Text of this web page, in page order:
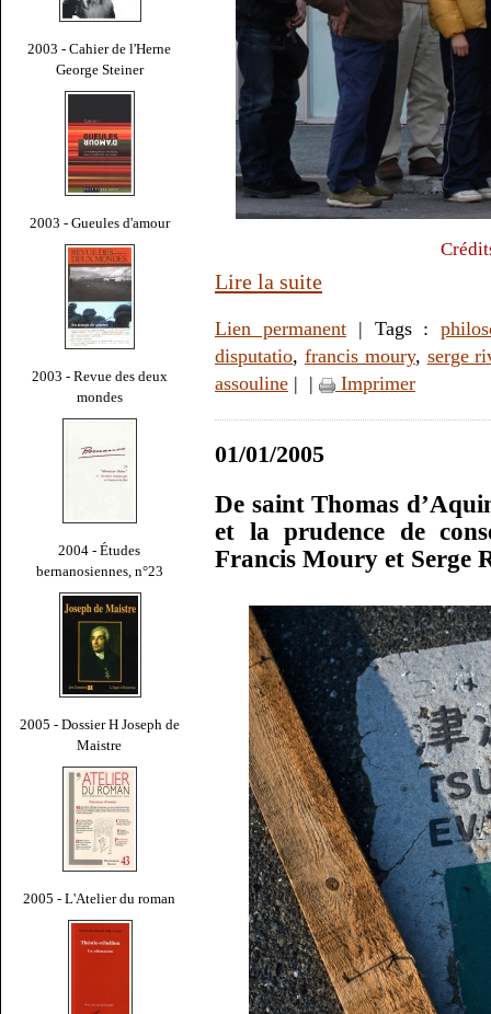
2003 - Cahier de l'Herne
George Steiner
2003 - Gueules d'amour
2003 - Revue des deux
mondes
2004 - Études
bernanosiennes, n°23
2005 - Dossier H Joseph de
Maistre
2005 - L'Atelier du roman
Lire la suite
Lien permanent| Tags :
disputatio, francis moury, serge
assouline | | Imprimer
01/01/2005
De saint Thomas
et la prudence de
Francis Moury et Serge